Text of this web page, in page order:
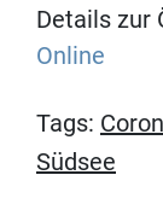
Details zur
Online
Tags:
Südsee